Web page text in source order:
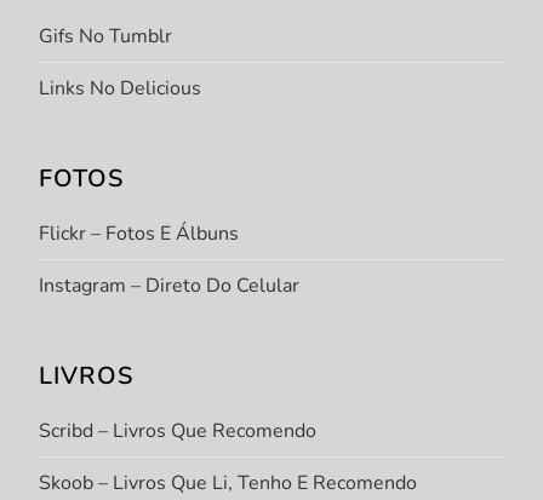
Gifs No Tumblr
Links No Delicious
FOTOS
Flickr – Fotos E Álbuns
Instagram – Direto Do Celular
LIVROS
Scribd – Livros Que Recomendo
Skoob – Livros Que Li, Tenho E Recomendo